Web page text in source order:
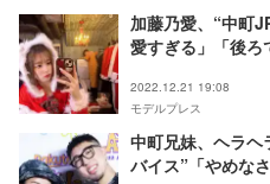
加藤乃愛、“中町
愛すぎる」「後ろ
2022.12.21 19:08
モデルプレス
中町兄妹、ヘラヘ
バイス”「やめな